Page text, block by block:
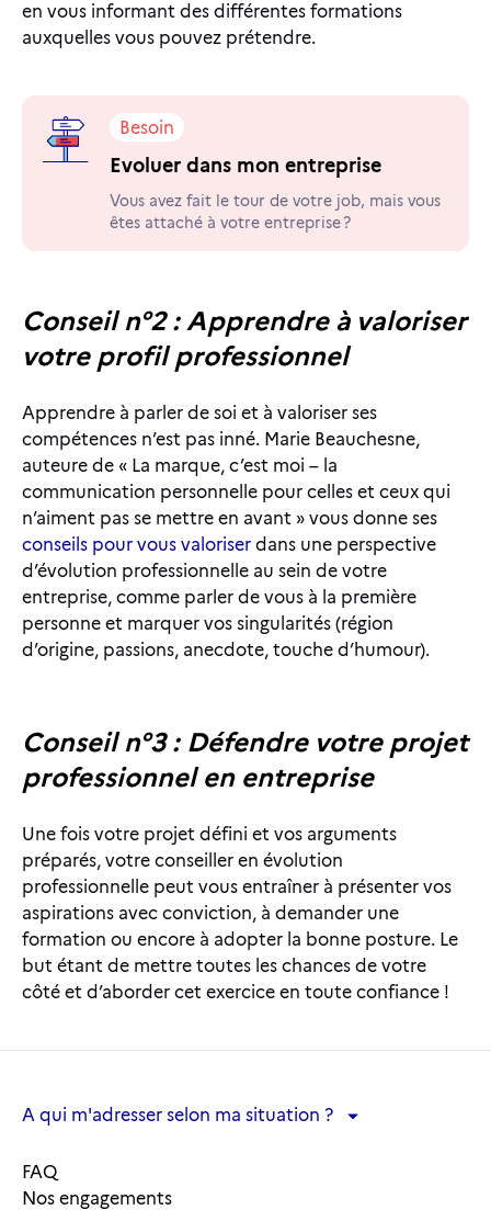
en vous informant des différentes formations
auxquelles vous pouvez prétendre.
Besoin
Evoluer dans mon entreprise
Vous avez fait le tour de votre job, mais vous
êtes attaché à votre entreprise ?
Conseil n°2 : Apprendre à valoriser
votre profil professionnel
Apprendre à parler de soi et à valoriser ses
compétences n’est pas inné. Marie Beauchesne,
auteure de « La marque, c’est moi – la
communication personnelle pour celles et ceux qui
n’aiment pas se mettre en avant » vous donne ses
conseils pour vous valoriser dans une perspective
d’évolution professionnelle au sein de votre
entreprise, comme parler de vous à la première
personne et marquer vos singularités (région
d’origine, passions, anecdote, touche d’humour).
Conseil n°3 : Défendre votre projet
professionnel en entreprise
Une fois votre projet défini et vos arguments
préparés, votre conseiller en évolution
professionnelle peut vous entraîner à présenter vos
aspirations avec conviction, à demander une
formation ou encore à adopter la bonne posture. Le
but étant de mettre toutes les chances de votre
côté et d’aborder cet exercice en toute confiance !
A qui m'adresser selon ma situation ?
FAQ
Nos engagements